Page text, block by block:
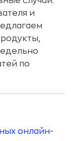
и
по
онлайн-